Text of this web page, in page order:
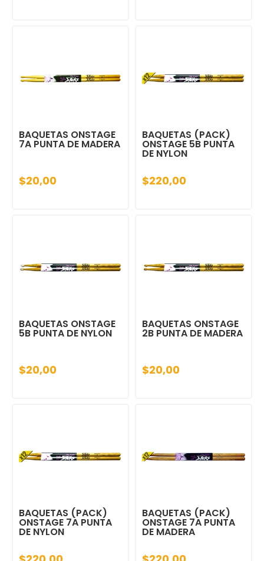
BAQUETAS ONSTAGE
7A PUNTA DE MADERA
$20,00
BAQUETAS (PACK)
ONSTAGE 5B PUNTA
DE NYLON
$220,00
BAQUETAS ONSTAGE
5B PUNTA DE NYLON
$20,00
BAQUETAS ONSTAGE
2B PUNTA DE MADERA
$20,00
BAQUETAS (PACK)
ONSTAGE 7A PUNTA
DE NYLON
BAQUETAS (PACK)
ONSTAGE 7A PUNTA
DE MADERA